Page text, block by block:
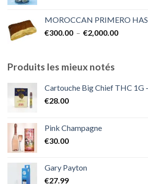
€300.00
à
MOROCCAN PRIMERO
€300.00 – €2,000.00Plage
Produits les mieux notés
Cartouche Big Chief THC 1G
€28.00
Pink Champagne
€30.00
Gary Payton
€27.99